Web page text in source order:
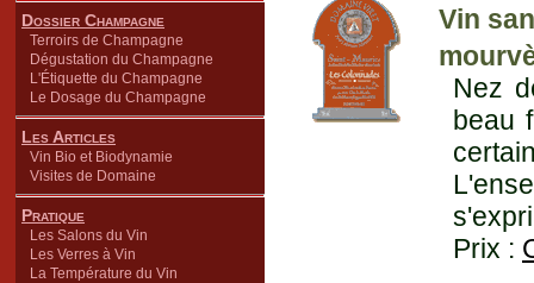
Dossier Champagne
Terroirs de Champagne
Dégustation du Champagne
L'Étiquette du Champagne
Le Dosage du Champagne
Les Articles
Vin Bio et Biodynamie
Visites de Domaine
Pratique
Les Salons du Vin
Les Verres à Vin
La Température du Vin
Vin
Nez
beau
Prix :